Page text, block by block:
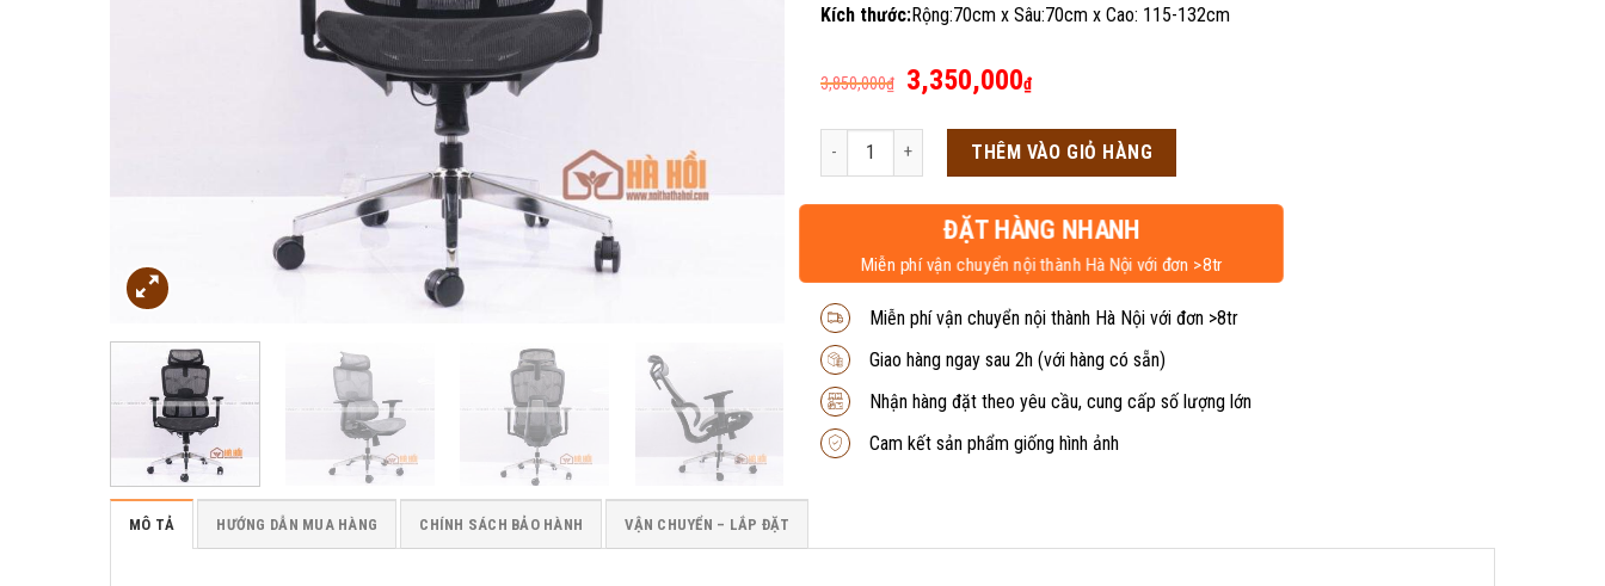
Kích thước:Rộng:70cm x Sâu:70cm x Cao: 115-132cm
3,850,000₫
Giá
là:
3,850,000₫.
3,350,000₫Giá
tại
là:
Ghế công thái học GCT02 số lượngTHÊM VÀO GIỎ HÀNG
ĐẶT HÀNG NHANH
Miễn phí vận chuyển nội thành Hà Nội với đơn >8tr
Miễn phí vận chuyển nội thành Hà Nội với đơn >8tr
Giao hàng ngay sau 2h (với hàng có sẵn)
Nhận hàng đặt theo yêu cầu, cung cấp số lượng lớn
Cam kết sản phẩm giống hình ảnh
MÔ TẢ HƯỚNG DẪN MUA HÀNG CHÍNH SÁCH BẢO HÀNH VẬN CHUYỂN – LẮP ĐẶT